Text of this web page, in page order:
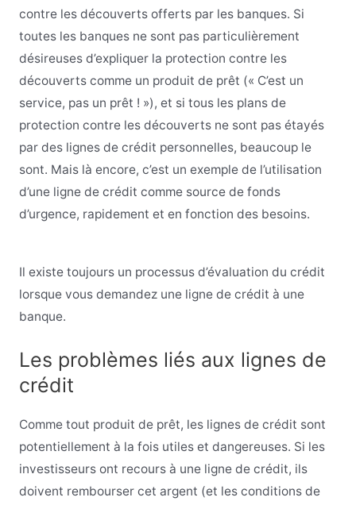
contre les découverts offerts par les banques. Si
toutes les banques ne sont pas particulièrement
désireuses d’expliquer la protection contre les
découverts comme un produit de prêt (« C’est un
service, pas un prêt ! »), et si tous les plans de
protection contre les découverts ne sont pas étayés
par des lignes de crédit personnelles, beaucoup le
sont. Mais là encore, c’est un exemple de l’utilisation
d’une ligne de crédit comme source de fonds
d’urgence, rapidement et en fonction des besoins.
Il existe toujours un processus d’évaluation du crédit
lorsque vous demandez une ligne de crédit à une
banque.
Les problèmes liés aux lignes de
crédit
Comme tout produit de prêt, les lignes de crédit sont
potentiellement à la fois utiles et dangereuses. Si les
investisseurs ont recours à une ligne de crédit, ils
doivent rembourser cet argent (et les conditions de